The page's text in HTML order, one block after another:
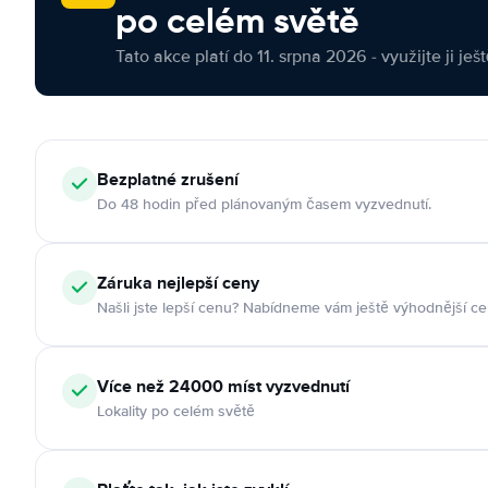
po celém světě
Tato akce platí do 11. srpna 2026 - využijte ji
Bezplatné zrušení
Do 48 hodin před plánovaným časem vyzvednutí.
Záruka nejlepší ceny
Našli jste lepší cenu? Nabídneme vám ještě výhodnější
Více než 24000 míst vyzvednutí
Lokality po celém světě